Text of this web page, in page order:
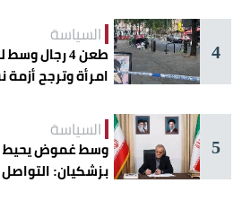
4
السياسة
طعن 4 رجال
امرأة وترجح
5
السياسة
وسط غموض يحيط
بزشكيان: